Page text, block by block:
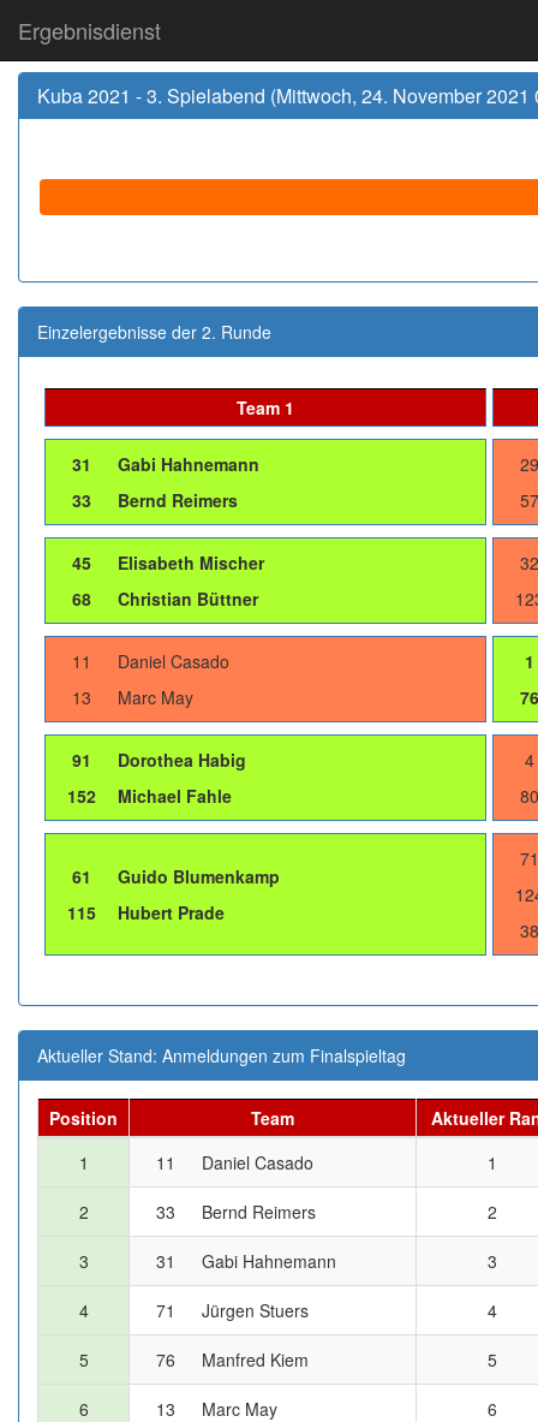
Ergebnisdienst
Kuba 2021 - 3. Spielabend (Mittwoch, 24. November 2021
Einzelergebnisse der 2. Runde
Team 1
31
Gabi Hahnemann
33
Bernd Reimers
29
57
45
Elisabeth Mischer
68
Christian Büttner
32
11
Daniel Casado
13
Marc May
1
76
91
Dorothea Habig
152
Michael Fahle
4
80
61
Guido Blumenkamp
115
Hubert Prade
71
38
Aktueller Stand: Anmeldungen zum Finalspieltag
Position Team
Aktueller
1
11 Daniel Casado 1
2 33 Bernd Reimers 2
3 31 Gabi Hahnemann 3
4 71 Jürgen Stuers 4
5 76 Manfred Kiem 5
6 13 Marc May 6